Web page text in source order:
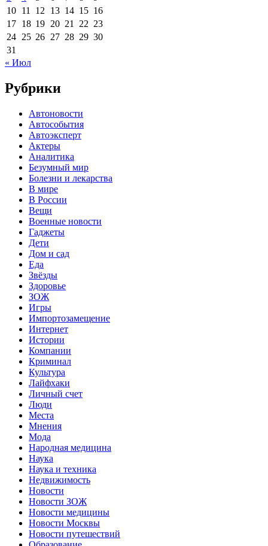
10 11 12 13 14 15 16
17 18 19 20 21 22 23
24 25 26 27 28 29 30
31
« Июл
Рубрики
Автоновости
Автособытия
Автоэксперт
Актеры
Аналитика
Безумный мир
Болезни и лекарства
В мире
В России
Вещи
Военные новости
Гаджеты
Дети
Дом и сад
Еда
Звёзды
Здоровье
ЗОЖ
Игры
Импортозамещение
Интернет
Истории
Компании
Криминал
Культура
Лайфхаки
Личный счет
Люди
Места
Мнения
Мода
Народная медицина
Наука
Наука и техника
Недвижимость
Новости
Новости ЗОЖ
Новости медицины
Новости Москвы
Новости путешествий